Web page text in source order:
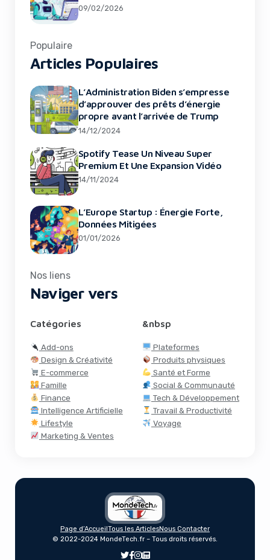
09/02/2026
Populaire
Articles Populaires
L’Administration Biden s’empresse
d’approuver des prêts d’énergie
propre avant l’arrivée de Trump
14/12/2024
Spotify Tease Un Niveau Super
Premium Et Une Expansion Vidéo
14/11/2024
L’Europe Startup : Énergie Forte,
Données Mitigées
01/01/2026
Nos liens
Naviger vers
Catégories
Add-ons
Design & Créativité
E-commerce
Famille
Finance
Intelligence Artificielle
Lifestyle
Marketing & Ventes
&nbsp
Plateformes
Produits physiques
Santé et Forme
Social & Communauté
Tech & Développement
Travail & Productivité
Voyage
Page d’Accueil Tous les ArticlesNous Contacter
© 2022-2024 MondeTech.fr – Tous droits réservés.
Facebook Marketplace Intègre Les
Annonces eBay Pour Satisfaire Les
Régulateurs Européens